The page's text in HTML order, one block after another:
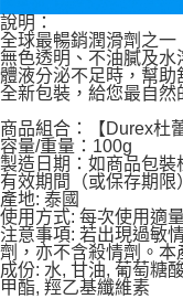
說明：
全球最暢銷潤滑劑之一
無色透明、不油膩及水
體液分泌不足時，幫助
全新包裝，給您最自然
商品組合：【Durex杜
容量/重量：100g
製造日期：如商品包裝
有效期間（或保存期限
產地: 泰國
使用方式: 每次使用適
注意事項: 若出現過敏
劑，亦不含殺情劑。本
成份: 水, 甘油, 葡萄糖
甲酯, 羥乙基纖維素